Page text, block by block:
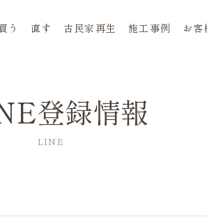
買う 直す 古民家再生 施工事例 お客
登録情報
LINE